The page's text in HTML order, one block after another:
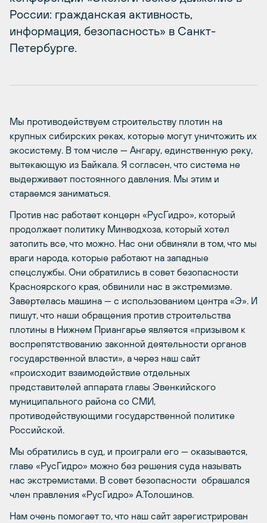
России: гражданская активность,
информация, безопасность» в Санкт-
Петербурге.
Мы противодействуем строительству плотин на
крупных сибирских реках, которые могут уничтожить их
экосистему. В том числе — Ангару, единственную реку,
вытекающую из Байкала. Я согласен, что система не
выдерживает постоянного давления. Мы этим и
стараемся заниматься.
Против нас работает концерн «РусГидро», который
продолжает политику Минводхоза, который хотел
затопить все, что можно. Нас они обвиняли в том, что мы
враги народа, которые работают на западные
спецслужбы. Они обратились в совет безопасности
Красноярского края, обвинили нас в экстремизме.
Завертелась машина — с использованием центра «Э». И
пишут, что наши обращения против строительства
плотины в Нижнем Приангарье является «призывом к
воспрепятствованию законной деятельности органов
государственной власти», а через наш сайт
«происходит взаимодействие отдельных
представителей аппарата главы Эвенкийского
муниципального района со СМИ,
противодействующими государственной политике
Российской.
Мы обратились в суд, и проиграли его — оказывается,
главе «РусГидро» можно без решения суда называть
нас экстремистами. В совет безопасности обрашался
член правления «РусГидро» А.Толошинов.
Нам очень помогает то, что наш сайт зарегистрирован